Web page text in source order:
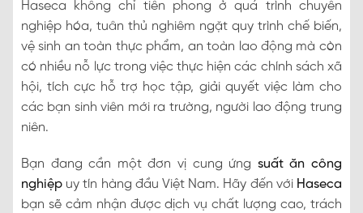
Haseca không chỉ tiên phong ở quá trình chuyên
nghiệp hóa, tuân thủ nghiêm ngặt quy trình chế biến,
vệ sinh an toàn thực phẩm, an toàn lao động mà còn
có nhiều nỗ lực trong việc thực hiện các chính sách xã
hội, tích cực hỗ trợ học tập, giải quyết việc làm cho
các bạn sinh viên mới ra trường, người lao động trung
niên.
Bạn đang cần một đơn vị cung ứng suất ăn công
nghiệp uy tín hàng đầu Việt Nam. Hãy đến vớiHaseca
bạn sẽ cảm nhận được dịch vụ chất lượng cao, trách